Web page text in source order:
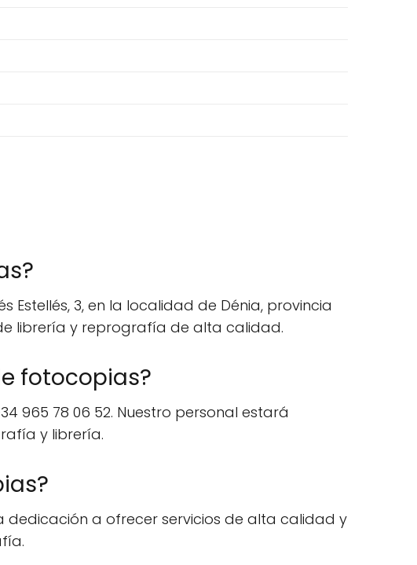
3, en la localidad de Dénia, provincia
librería y reprografía de alta calidad.
fotocopias?
965 78 06 52. Nuestro personal estará
y librería.
dedicación a ofrecer servicios de alta calidad y